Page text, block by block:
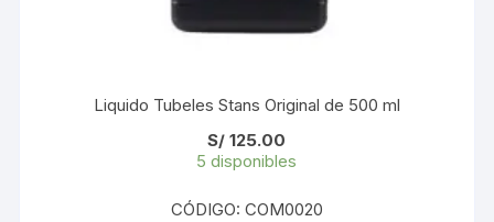
Liquido Tubeles Stans Original de 500 ml
S/ 125.00
5 disponibles
CÓDIGO: COM0020